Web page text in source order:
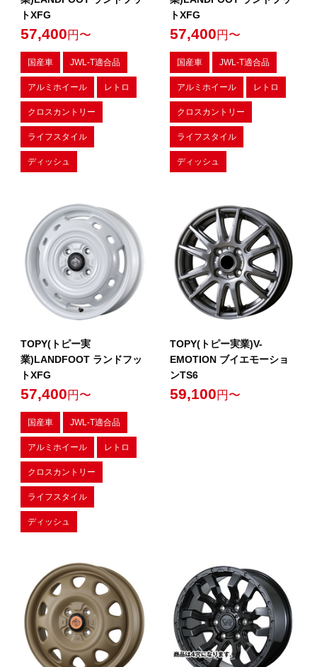
トXFG
57,400 円〜
国産車 JWL-T適合品
アルミホイール レトロ
クロスカントリー
ライフスタイル
ディッシュ
トXFG
57,400 円〜
国産車 JWL-T適合品
アルミホイール レトロ
クロスカントリー
ライフスタイル
ディッシュ
TOPY(トピー実
業)LANDFOOT ランドフッ
トXFG
57,400 円〜
国産車 JWL-T適合品
アルミホイール レトロ
クロスカントリー
ライフスタイル
ディッシュ
TOPY(トピー実業)V-
EMOTION ブイエモーショ
ンTS6
59,100 円〜